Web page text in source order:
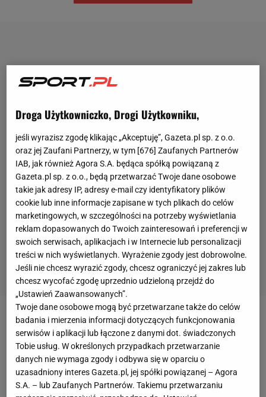
Gospodarze strzelanie rozpoczęli już w 5. minucie
meczu. Prostopadłe podanie Thomasa Muellera
wykorzystał Robert Lewandowski, który pewnym
strzałem pokonał Romana Burkiego. Bramka Polaka
wzbudziła wiele kontrowersji – obrońcy z
Droga Użytkowniczko, Drogi Użytkowniku,
jeśli wyrazisz zgodę klikając „Akceptuję”, Gazeta.pl sp. z o.o.
oraz jej Zaufani Partnerzy, w tym [676] Zaufanych Partnerów
IAB, jak również Agora S.A. będąca spółką powiązaną z
Gazeta.pl sp. z o.o., będą przetwarzać Twoje dane osobowe
takie jak adresy IP, adresy e-mail czy identyfikatory plików
cookie lub inne informacje zapisane w tych plikach do celów
marketingowych, w szczególności na potrzeby wyświetlania
reklam dopasowanych do Twoich zainteresowań i preferencji w
swoich serwisach, aplikacjach i w Internecie lub personalizacji
treści w nich wyświetlanych. Wyrażenie zgody jest dobrowolne.
Jeśli nie chcesz wyrazić zgody, chcesz ograniczyć jej zakres lub
chcesz wycofać zgodę uprzednio udzieloną przejdź do
„Ustawień Zaawansowanych”.
Twoje dane osobowe mogą być przetwarzane także do celów
badania i mierzenia informacji dotyczących funkcjonowania
serwisów i aplikacji lub łączone z danymi dot. świadczonych
Tobie usług. W określonych przypadkach przetwarzanie
danych nie wymaga zgody i odbywa się w oparciu o
uzasadniony interes Gazeta.pl, jej spółki powiązanej – Agora
S.A. – lub Zaufanych Partnerów. Takiemu przetwarzaniu